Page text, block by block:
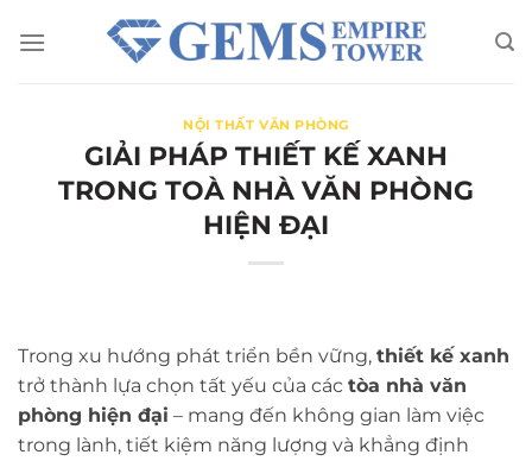
đến
NỘI THẤT VĂN PHÒNG
GIẢI PHÁP THIẾT KẾ XANH
TRONG TOÀ NHÀ VĂN PHÒNG
HIỆN ĐẠI
Trong xu hướng phát triển bền vững, thiết kế xanh
trở thành lựa chọn tất yếu của các tòa nhà văn
phòng hiện đại – mang đến không gian làm việc
trong lành, tiết kiệm năng lượng và khẳng định